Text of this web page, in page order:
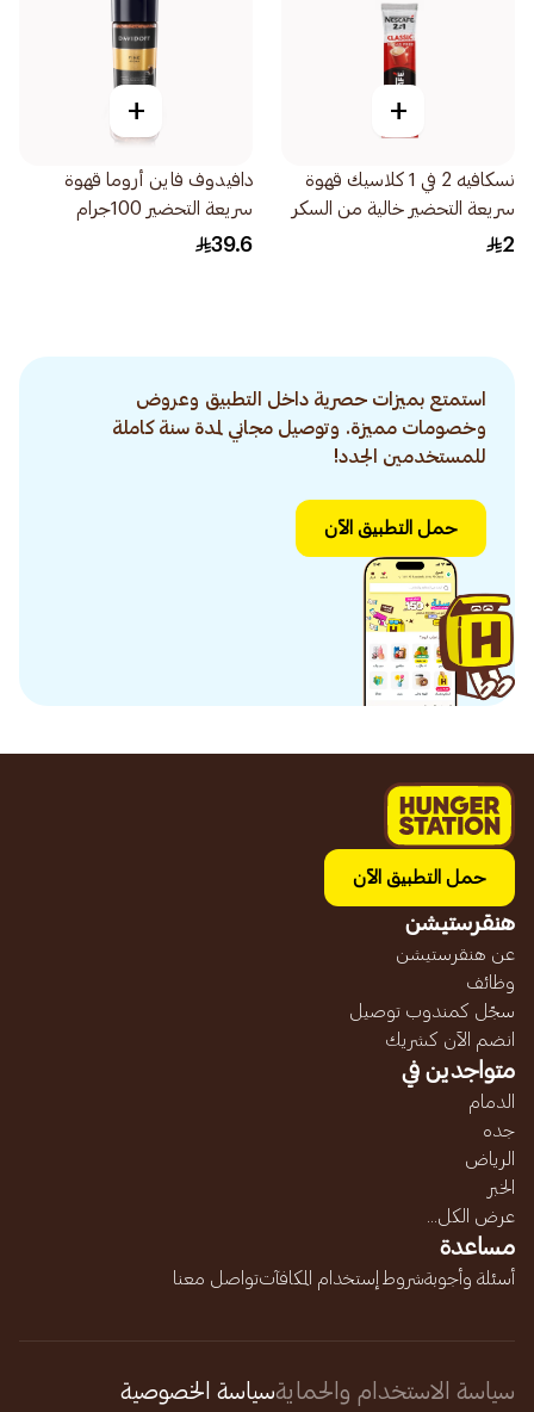
+
نسكافيه 2 في 1 كلاسيك قهوة
سريعة التحضير خالية من السكر
11.7جرام
2
+
دافيدوف فاين أروما قهوة
سريعة التحضير 100جرام
39.6
استمتع بميزات حصرية داخل التطبيق وعروض
وخصومات مميزة. وتوصيل مجاني لمدة سنة كاملة
للمستخدمين الجدد!
حمل التطبيق الآن
حمل التطبيق الآن
هنقرستيشن
عن هنقرستيشن
وظائف
سجّل كمندوب توصيل
انضم الآن كشريك
متواجدين في
الدمام
جده
الرياض
الخبر
عرض الكل...
مساعدة
أسئلة وأجوبةشروط إستخدام المكافآتتواصل معنا
سياسة الاستخدام والحمايةسياسة الخصوصية